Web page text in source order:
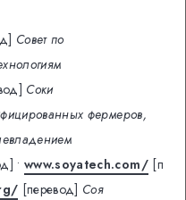
Совет по
Соки
фермеров,
• www.soyatech.com/ [п
[перевод] Соя